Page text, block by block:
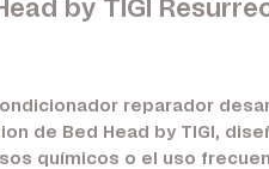
by TIGI
reparador
de Bed Head by TIGI,
químicos o el uso